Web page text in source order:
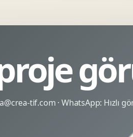
tif.com · WhatsApp: Hızlı